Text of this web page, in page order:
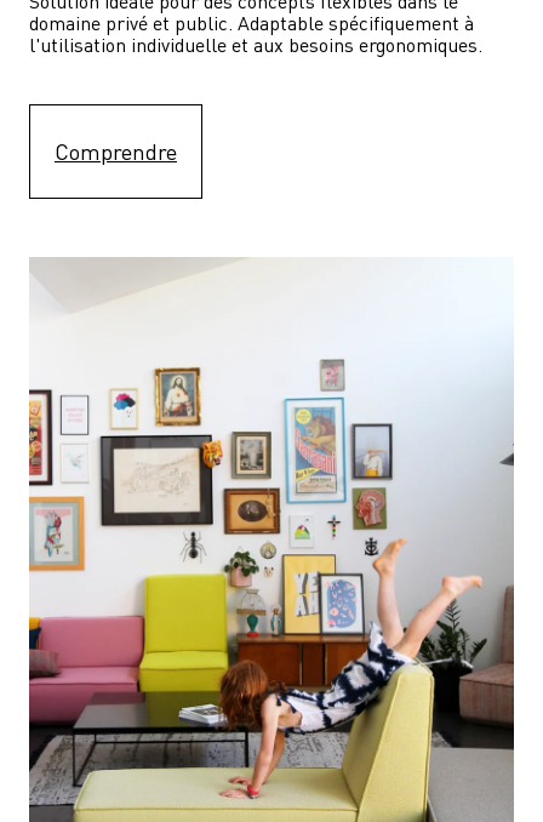
domaine privé et public. Adaptable spécifiquement à
l'utilisation individuelle et aux besoins ergonomiques.
Comprendre